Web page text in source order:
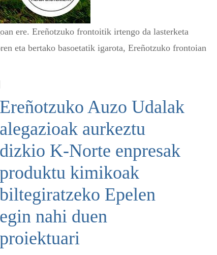
ere. Ereñotzuko frontoitik irtengo da lasterketa
eta bertako basoetatik igarota, Ereñotzuko frontoian
Ereñotzuko Auzo Udalak
alegazioak aurkeztu
dizkio K-Norte enpresak
produktu kimikoak
biltegiratzeko Epelen
egin nahi duen
proiektuari